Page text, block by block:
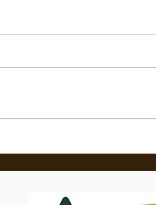
⚒️